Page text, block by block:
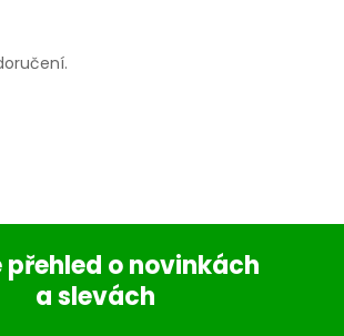
přehled o novinkách
a slevách